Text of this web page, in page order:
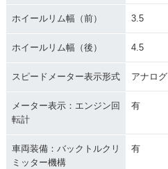
ホイールリム幅（前） 3.5
ホイールリム幅（後） 4.5
スピードメーター表示形式 アナログ
メーター表示：エンジン回
転計
有
車両装備：バックトルクリ
ミッター機構
有